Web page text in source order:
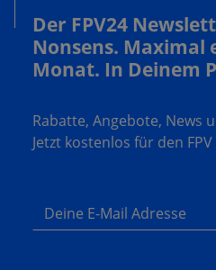
Der FPV24
Nonsens. Maximal
Monat. In Deinem
Rabatte, Angebote, News
Jetzt kostenlos für den
Deine E-Mail Adresse